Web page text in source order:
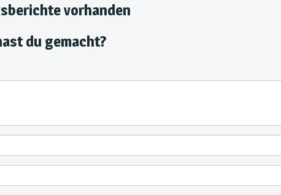
vorhanden
du gemacht?